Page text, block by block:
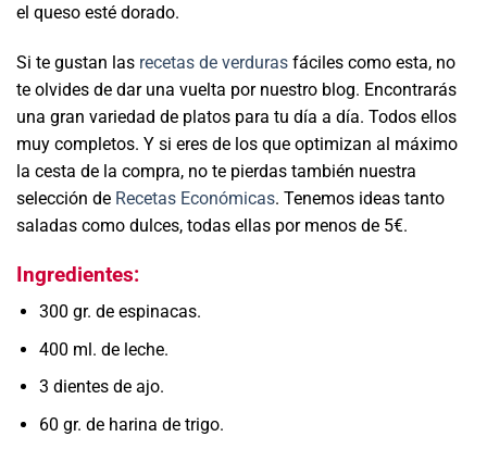
el queso esté dorado.
Si te gustan las recetas de verduras fáciles como esta, no
te olvides de dar una vuelta por nuestro blog. Encontrarás
una gran variedad de platos para tu día a día. Todos ellos
muy completos. Y si eres de los que optimizan al máximo
la cesta de la compra, no te pierdas también nuestra
selección de Recetas Económicas. Tenemos ideas tanto
saladas como dulces, todas ellas por menos de 5€.
Ingredientes:
300 gr. de espinacas.
400 ml. de leche.
3 dientes de ajo.
60 gr. de harina de trigo.